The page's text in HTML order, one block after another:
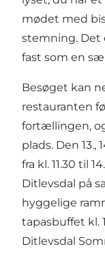
mødet med
stemning. Det
fast som en
Besøget kan
restauranten
fortællingen,
plads. Den 13.,
fra kl. 11.30 til
Ditlevsdal på
hyggelige
tapasbuffet kl.
Ditlevsdal